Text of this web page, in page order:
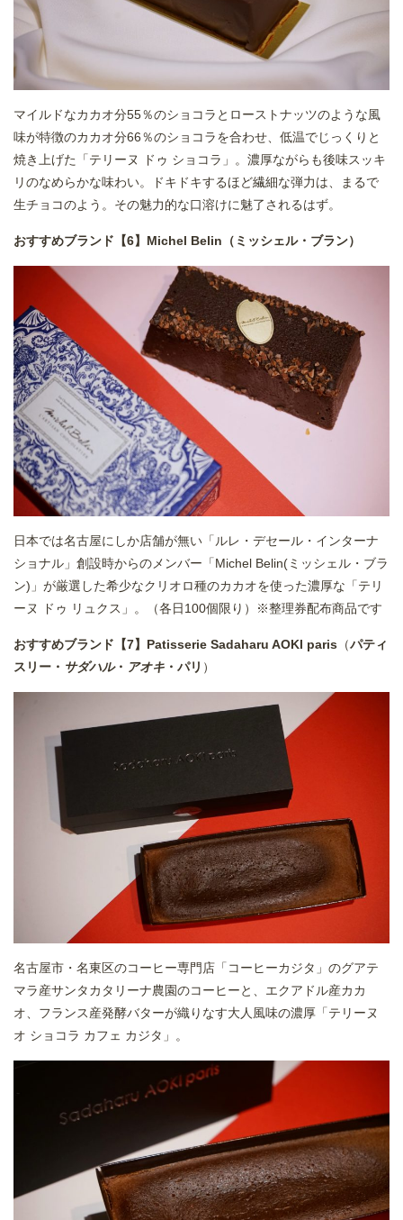
マイルドなカカオ分55％のショコラとローストナッツのような風
味が特徴のカカオ分66％のショコラを合わせ、低温でじっくりと
焼き上げた「テリーヌ ドゥ ショコラ」。濃厚ながらも後味スッキ
リのなめらかな味わい。ドキドキするほど繊細な弾力は、まるで
生チョコのよう。その魅力的な口溶けに魅了されるはず。
おすすめブランド【6】Michel Belin（ミッシェル・ブラン）
日本では名古屋にしか店舗が無い「ルレ・デセール・インターナ
ショナル」創設時からのメンバー「Michel Belin(ミッシェル・ブラ
ン)」が厳選した希少なクリオロ種のカカオを使った濃厚な「テリ
ーヌ ドゥ リュクス」。（各日100個限り）※整理券配布商品です
おすすめブランド【7】Patisserie Sadaharu AOKI paris （パティ
スリー・ サダハル・ アオキ ・パリ ）
名古屋市・名東区のコーヒー専門店「コーヒーカジタ」のグアテ
マラ産サンタカタリーナ農園のコーヒーと、エクアドル産カカ
オ、フランス産発酵バターが織りなす大人風味の濃厚「テリーヌ
オ ショコラ カフェ カジタ」。